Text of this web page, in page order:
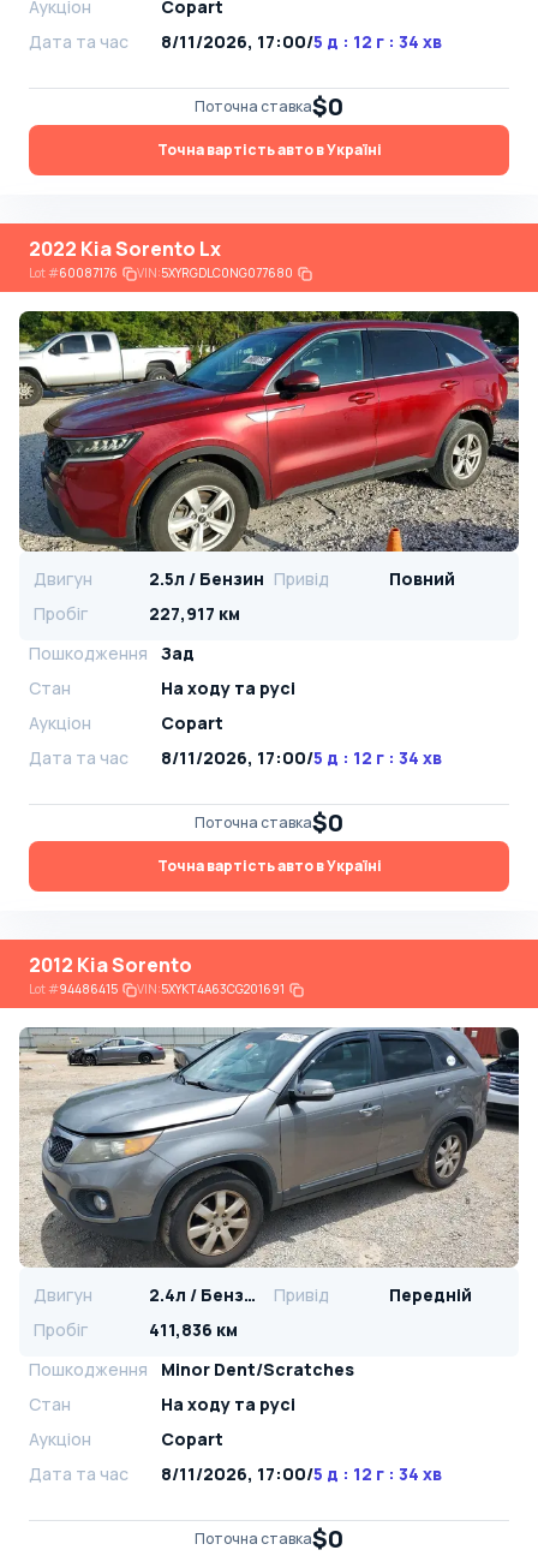
Аукціон
Copart
Дата та час
8/11/2026, 17:00/5 д : 12 г : 34 хв
Поточна ставка$0
Точна вартість авто в Україні
2022 Kia Sorento Lx
Lot#60087176 VIN:5XYRGDLC0NG077680
Двигун 2.5л / Бензин Привід
Повний
Пробіг
227,917 км
Пошкодження
Зад
Стан
На ​​ходу та русі
Аукціон
Copart
Дата та час
8/11/2026, 17:00/5 д : 12 г : 34 хв
Поточна ставка$0
Точна вартість авто в Україні
2012 Kia Sorento
Lot#94486415 VIN:5XYKT4A63CG201691
Двигун 2.4л / Бензин Привід
Передній
Пробіг
411,836 км
Пошкодження
Minor Dent/Scratches
Стан
На ​​ходу та русі
Аукціон
Copart
Дата та час
8/11/2026, 17:00/5 д : 12 г : 34 хв
Поточна ставка$0